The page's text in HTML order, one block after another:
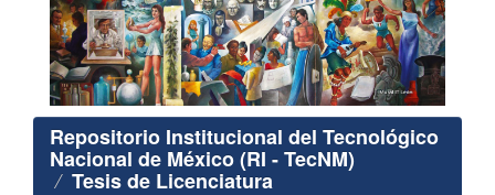
Repositorio Institucional del Tecnológico
Nacional de México (RI - TecNM)
Tesis de Licenciatura